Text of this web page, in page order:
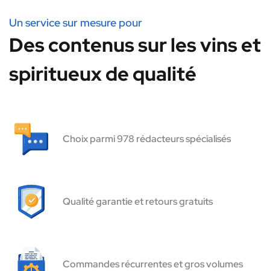
Un service sur mesure pour
Des contenus sur les vins et
spiritueux de qualité
Choix parmi 978 rédacteurs spécialisés
Qualité garantie et retours gratuits
Commandes récurrentes et gros volumes